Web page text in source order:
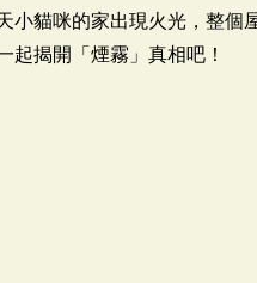
貓咪的家出現火光，整個
起揭開「煙霧」真相吧！